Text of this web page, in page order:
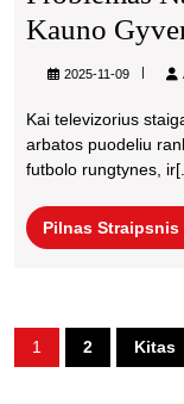
praktinis
vadovas
gyventojams
Kauno
2025-11-09
Kai televizorius staiga atsisakė tarnauti Sėdite ant sofos su
arbatos puodeliu
futbolo rungtynes,
Pilnas Straipsnis
Įrašų
puslapiavimas
1 2 Kitas